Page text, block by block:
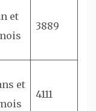
et
3889
et
4111